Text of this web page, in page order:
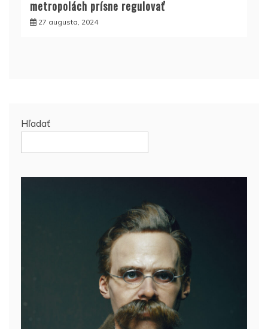
metropolách prísne regulovať
27 augusta, 2024
Hľadať